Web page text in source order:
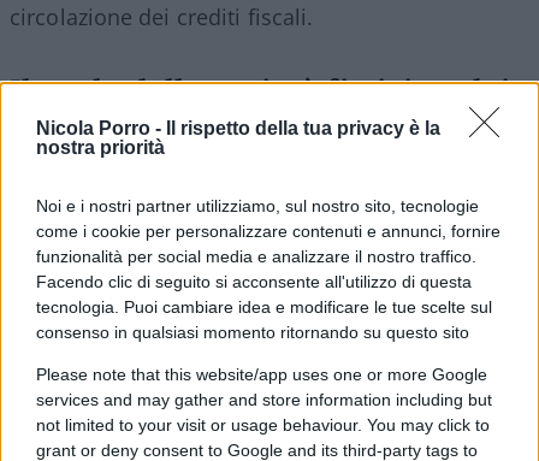
Nicola Porro -
Il rispetto della tua privacy è la
nostra priorità
Noi e i nostri partner utilizziamo, sul nostro sito, tecnologie
come i cookie per personalizzare contenuti e annunci, fornire
funzionalità per social media e analizzare il nostro traffico.
Facendo clic di seguito si acconsente all'utilizzo di questa
tecnologia. Puoi cambiare idea e modificare le tue scelte sul
consenso in qualsiasi momento ritornando su questo sito
Please note that this website/app uses one or more Google
services and may gather and store information including but
not limited to your visit or usage behaviour. You may click to
grant or deny consent to Google and its third-party tags to
circolazione dei crediti fiscali.
Il ruolo delle società fittizie e dei
prestanome
Secondo la ricostruzione degli inquirenti,
l’organizzazione avrebbe fatto capo ad alcuni
professionisti operanti in Lombardia. Il loro
compito sarebbe stato quello di individuare
prestanome ai quali intestare formalmente le
società coinvolte, attribuendo a questi ultimi la
rappresentanza delle imprese e, potenzialmente,
le eventuali responsabilità derivanti dalle attività